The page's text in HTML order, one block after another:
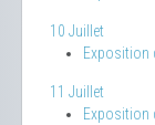
10 Juillet
Exposition
11 Juillet
Exposition